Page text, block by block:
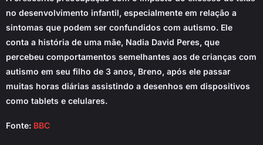
no desenvolvimento infantil, especialmente em relação a
sintomas que podem ser confundidos com autismo. Ele
conta a história de uma mãe, Nadia David Peres, que
percebeu comportamentos semelhantes aos de crianças com
autismo em seu filho de 3 anos, Breno, após ele passar
muitas horas diárias assistindo a desenhos em dispositivos
como tablets e celulares.
Fonte: BBC